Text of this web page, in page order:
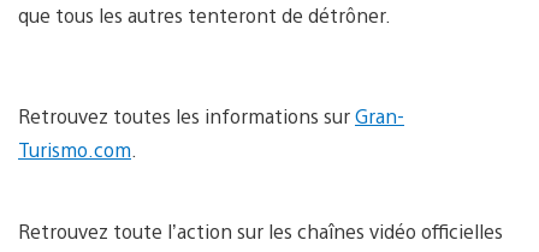
que tous les autres tenteront de détrôner.
Retrouvez toutes les informations surGran-
Turismo.com
Retrouvez toute l’action sur les chaînes vidéo officielles